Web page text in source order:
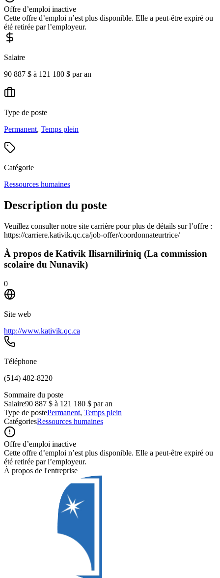
Offre d’emploi inactive
Cette offre d’emploi n’est plus disponible. Elle a peut-être expiré ou
été retirée par l’employeur.
Salaire
90 887 $ à 121 180 $ par an
Type de poste
Permanent, Temps plein
Catégorie
Ressources humaines
Description du poste
Veuillez consulter notre site carrière pour plus de détails sur l’offre :
https://carriere.kativik.qc.ca/job-offer/coordonnateurtrice/
À propos de Kativik Ilisarniliriniq (La commission
scolaire du Nunavik)
0
Site web
http://www.kativik.qc.ca
Téléphone
(514) 482-8220
Sommaire du poste
Salaire90 887 $ à 121 180 $ par an
Type de postePermanent, Temps plein
CatégoriesRessources humaines
Offre d’emploi inactive
Cette offre d’emploi n’est plus disponible. Elle a peut-être expiré ou
été retirée par l’employeur.
À propos de l'entreprise